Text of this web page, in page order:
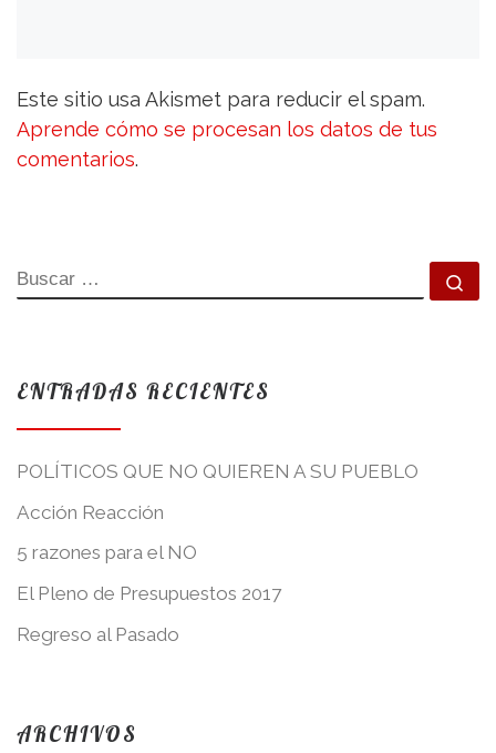
Este sitio usa Akismet para reducir el spam.
Aprende cómo se procesan los datos de tus
comentarios.
BUSCAR
ENTRADAS RECIENTES
POLÍTICOS QUE NO QUIEREN A SU PUEBLO
Acción Reacción
5 razones para el NO
El Pleno de Presupuestos 2017
Regreso al Pasado
ARCHIVOS